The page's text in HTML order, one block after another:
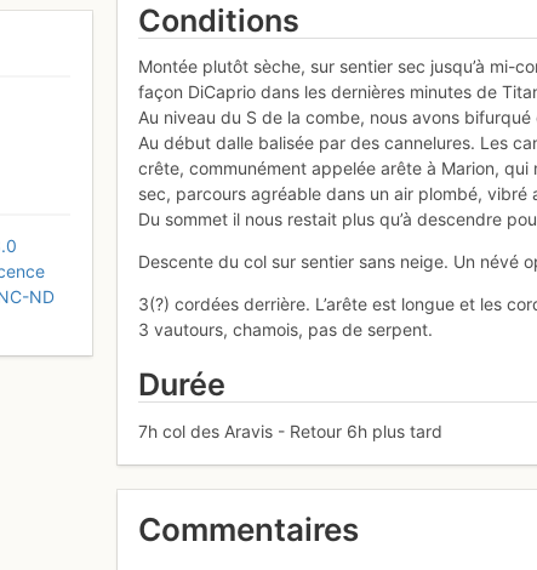
ND
Conditions
Montée plutôt sèche, sur sentier sec jusqu’à mi-
façon DiCaprio dans les dernières minutes de
Au niveau du S de la combe, nous avons
Au début dalle balisée par des cannelures. Les
crête, communément appelée arête à Marion, qui
sec, parcours agréable dans un air plombé, vibré
Du sommet il nous restait plus qu’à descendre
Descente du col sur sentier sans neige. Un névé
3(?) cordées derrière. L’arête est longue et les
3 vautours, chamois, pas de serpent.
Durée
7h col des Aravis - Retour 6h plus tard
Commentaires